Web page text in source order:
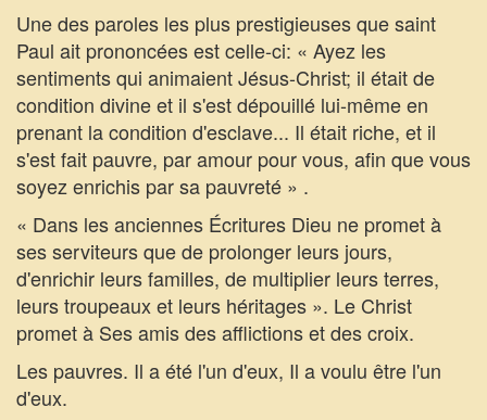
Une des paroles les plus prestigieuses que saint
Paul ait prononcées est celle-ci: « Ayez les
sentiments qui animaient Jésus-Christ; il était de
condition divine et il s'est dépouillé lui-même en
prenant la condition d'esclave... Il était riche, et il
s'est fait pauvre, par amour pour vous, afin que vous
soyez enrichis par sa pauvreté » .
« Dans les anciennes Écritures Dieu ne promet à
ses serviteurs que de prolonger leurs jours,
d'enrichir leurs familles, de multiplier leurs terres,
leurs troupeaux et leurs héritages ». Le Christ
promet à Ses amis des afflictions et des croix.
Les pauvres. Il a été l'un d'eux, Il a voulu être l'un
d'eux.